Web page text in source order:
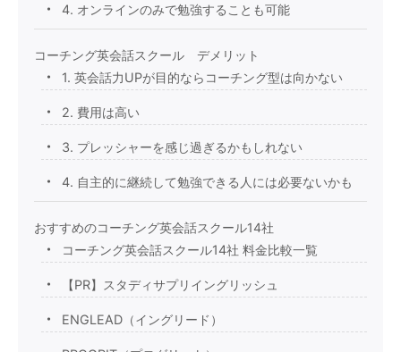
4. オンラインのみで勉強することも可能
コーチング英会話スクール デメリット
1. 英会話力UPが目的ならコーチング型は向かない
2. 費用は高い
3. プレッシャーを感じ過ぎるかもしれない
4. 自主的に継続して勉強できる人には必要ないかも
おすすめのコーチング英会話スクール14社
コーチング英会話スクール14社 料金比較一覧
【PR】スタディサプリイングリッシュ
ENGLEAD（イングリード）